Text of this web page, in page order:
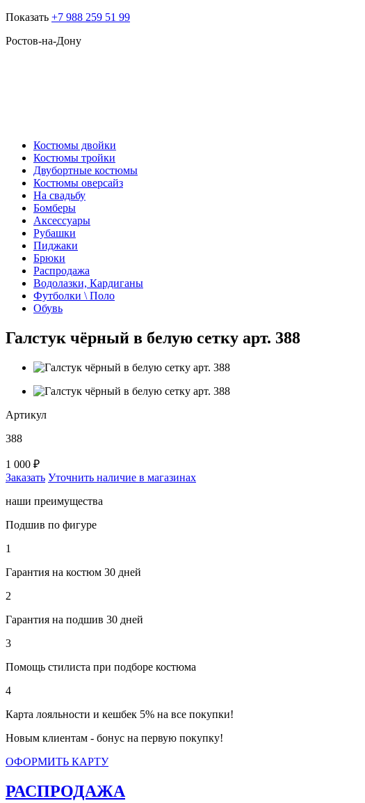
Показать +7 988 259 51 99
Ростов-на-Дону
Костюмы двойки
Костюмы тройки
Двубортные костюмы
Костюмы оверсайз
На свадьбу
Бомберы
Аксессуары
Рубашки
Пиджаки
Брюки
Распродажа
Водолазки, Кардиганы
Футболки \ Поло
Обувь
Галстук чёрный в белую сетку арт. 388
Артикул
388
1 000 ₽
Заказать Уточнить наличие в магазинах
наши преимущества
Подшив по фигуре
1
Гарантия на костюм 30 дней
2
Гарантия на подшив 30 дней
3
Помощь стилиста при подборе костюма
4
Карта лояльности и кешбек 5% на все покупки!
Новым клиентам - бонус на первую покупку!
ОФОРМИТЬ КАРТУ
РАСПРОДАЖА